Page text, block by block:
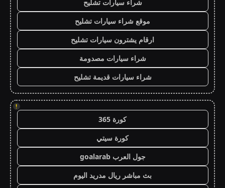
شراء سيارات تشليح
موقع شراء سيارات تشليح
ارقام يشترون سيارات تشليح
شراء سيارات مصدومة
شراء سيارات قديمة تشليح
!
كورة 365
كورة سيتي
جول العرب goalarab
بث مباشر ريال مدريد اليوم